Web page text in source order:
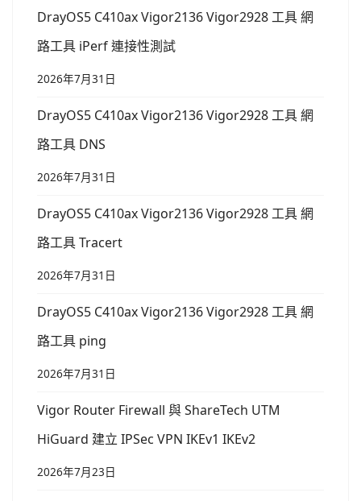
DrayOS5 C410ax Vigor2136 Vigor2928 工具 網
路工具 iPerf 連接性測試
2026年7月31日
DrayOS5 C410ax Vigor2136 Vigor2928 工具 網
路工具 DNS
2026年7月31日
DrayOS5 C410ax Vigor2136 Vigor2928 工具 網
路工具 Tracert
2026年7月31日
DrayOS5 C410ax Vigor2136 Vigor2928 工具 網
路工具 ping
2026年7月31日
Vigor Router Firewall 與 ShareTech UTM
HiGuard 建立 IPSec VPN IKEv1 IKEv2
2026年7月23日